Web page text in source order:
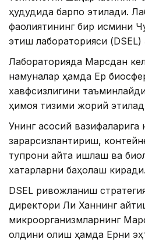
ҳудудида барпо этилади.
фаолиятининг бир қисмини
этиш лабораторияси
Лабораторияда Марсдан
намуналар ҳамда Ер
хавфсизлигини
ҳимоя тизими жорий
Унинг асосий вазифаларига
зарарсизлантириш,
тупроқни қайта ишлаш ва
хатарларни баҳолаш киради.
DSEL ривожланиш
директори Ли Ханнинг
микроорганизмларнинг
олдини олиш ҳамда Ерни